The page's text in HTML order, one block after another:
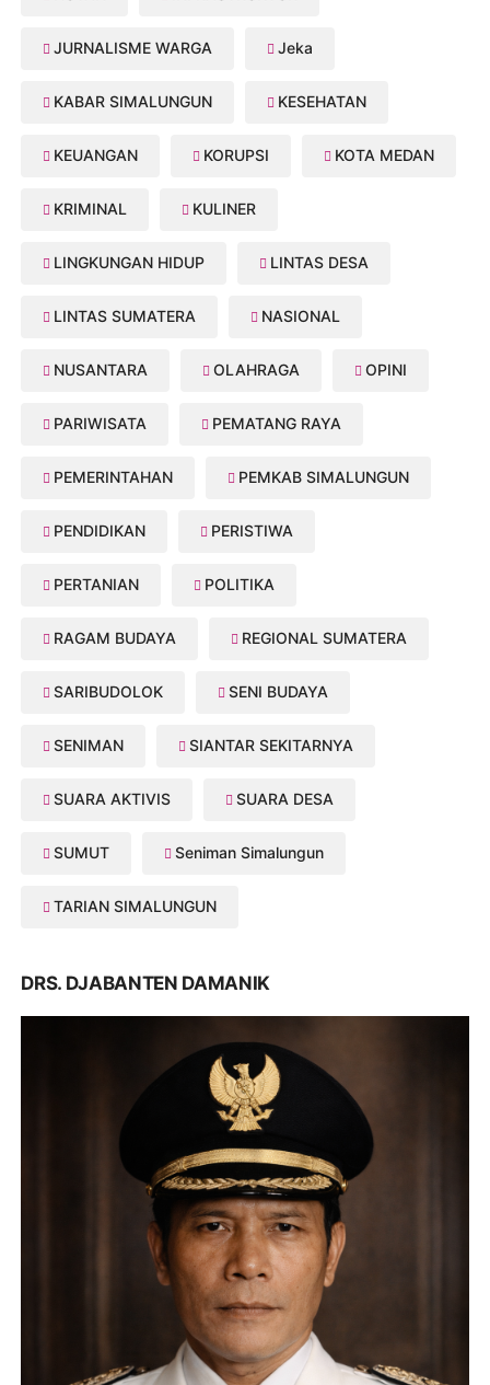
JURNALISME WARGA Jeka
KABAR SIMALUNGUN KESEHATAN
KEUANGAN KORUPSI KOTA MEDAN
KRIMINAL KULINER
LINGKUNGAN HIDUP LINTAS DESA
LINTAS SUMATERA NASIONAL
NUSANTARA OLAHRAGA OPINI
PARIWISATA PEMATANG RAYA
PEMERINTAHAN PEMKAB SIMALUNGUN
PENDIDIKAN PERISTIWA
PERTANIAN POLITIKA
RAGAM BUDAYA REGIONAL SUMATERA
SARIBUDOLOK SENI BUDAYA
SENIMAN SIANTAR SEKITARNYA
SUARA AKTIVIS SUARA DESA
SUMUT Seniman Simalungun
TARIAN SIMALUNGUN
DRS. DJABANTEN DAMANIK